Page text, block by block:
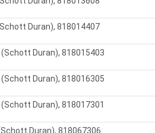
Duran), 818014407
(Schott Duran), 818015403
(Schott Duran), 818016305
(Schott Duran), 818017301
Duran), 818067306